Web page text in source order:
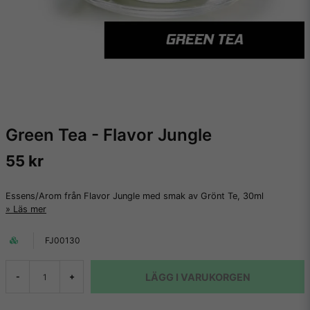
Green Tea - Flavor Jungle
55 kr
Essens/Arom från Flavor Jungle med smak av Grönt Te, 30ml
Läs mer
FJ00130
- + LÄGG I VARUKORGEN